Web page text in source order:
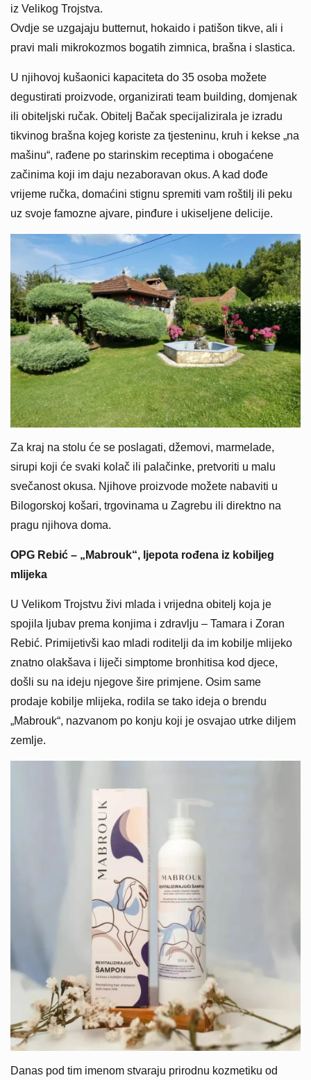
iz Velikog Trojstva.
Ovdje se uzgajaju butternut, hokaido i patišon tikve, ali i
pravi mali mikrokozmos bogatih zimnica, brašna i slastica.
U njihovoj kušaonici kapaciteta do 35 osoba možete
degustirati proizvode, organizirati team building, domjenak
ili obiteljski ručak. Obitelj Bačak specijalizirala je izradu
tikvinog brašna kojeg koriste za tjesteninu, kruh i kekse „na
mašinu“, rađene po starinskim receptima i obogaćene
začinima koji im daju nezaboravan okus. A kad dođe
vrijeme ručka, domaćini stignu spremiti vam roštilj ili peku
uz svoje famozne ajvare, pinđure i ukiseljene delicije.
Za kraj na stolu će se poslagati, džemovi, marmelade,
sirupi koji će svaki kolač ili palačinke, pretvoriti u malu
svečanost okusa. Njihove proizvode možete nabaviti u
Bilogorskoj košari, trgovinama u Zagrebu ili direktno na
pragu njihova doma.
OPG Rebić – „Mabrouk“, ljepota rođena iz kobiljeg
mlijeka
U Velikom Trojstvu živi mlada i vrijedna obitelj koja je
spojila ljubav prema konjima i zdravlju – Tamara i Zoran
Rebić. Primijetivši kao mladi roditelji da im kobilje mlijeko
znatno olakšava i liječi simptome bronhitisa kod djece,
došli su na ideju njegove šire primjene. Osim same
prodaje kobilje mlijeka, rodila se tako ideja o brendu
„Mabrouk“, nazvanom po konju koji je osvajao utrke diljem
zemlje.
Danas pod tim imenom stvaraju prirodnu kozmetiku od